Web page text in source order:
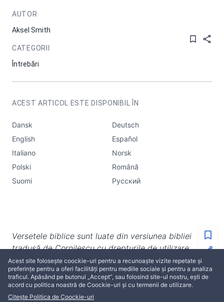
Acest site folosește coockie-uri pentru a recunoaște vizite repetate și
preferințe pentru a oferi facilități pentru mediile sociale și pentru a analiza
traficul. Apăsând pe butonul „Accept”, sau folosind site-ul nostru, ești de
acord cu politica noastră de Coockie-uri și cu termenii de utilizare.
Citește Politica de Coockie-uri
AUTOR
Aksel Smith
CATEGORII
Întrebări
ACEST ARTICOL ESTE DISPONIBIL ÎN
Dansk
Deutsch
English
Español
Italiano
Norsk
Polski
Română
Suomi
Русский
Versetele biblice sunt luate din versiunea bibliei
tradusă de Cornilescu cu drepturile de utilizare
aferente. În cazul folosirii altor traduceri - se va
menționa acest lucru.